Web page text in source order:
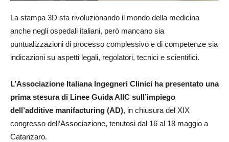
La stampa 3D sta rivoluzionando il mondo della medicina
anche negli ospedali italiani, però mancano sia
puntualizzazioni di processo complessivo e di competenze sia
indicazioni su aspetti legali, regolatori, tecnici e scientifici.
L’Associazione Italiana Ingegneri Clinici ha presentato una
prima stesura di Linee Guida AIIC sull’impiego
dell’additive manifacturing (AD), in chiusura del XIX
congresso dell’Associazione, tenutosi dal 16 al 18 maggio a
Catanzaro.